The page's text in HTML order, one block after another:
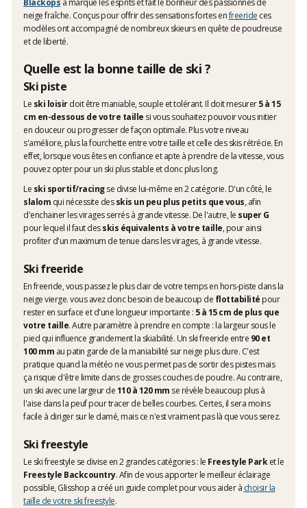
Blackops a marqué les esprits et fait le bonheur des passionnés de
neige fraîche. Conçus pour offrir des sensations fortes enfreeride ces
modèles ont accompagné de nombreux skieurs en quête de poudreuse
et de liberté.
Quelle est la bonne taille de ski ?
Ski piste
Le ski loisirdoit être maniable, souple et tolérant. Il doit mesurer5 à 15
cm en-dessous de votre taille si vous souhaitez pouvoir vous initier
en douceur ou progresser de façon optimale. Plus votre niveau
s'améliore, plus la fourchette entre votre taille et celle des skis rétrécie. En
effet, lorsque vous êtes en confiance et apte à prendre de la vitesse, vous
pouvez opter pour un ski plus stable et donc plus long.
Le ski sportif/racingse divise lui-même en 2 catégorie. D'un côté, le
slalom qui nécessite desskis un peu plus petits que vous, afin
d'enchainer les virages serrés à grande vitesse. De l'autre, le super G
pour lequel il faut desskis équivalents à votre taille, pour ainsi
profiter d'un maximum de tenue dans les virages, à grande vitesse.
Ski freeride
En freeride, vous passez le plus clair de votre temps en hors-piste dans la
neige vierge. vous avez donc besoin de beaucoup de flottabilité pour
rester en surface et d'une longueur importante : 5 à 15 cm de plus que
votre taille. Autre paramètre à prendre en compte : la largeur sous le
pied qui influence grandement la skiabilité. Un ski freeride entre 90 et
100 mm au patin garde de la maniabilité sur neige plus dure. C'est
pratique quand la météo ne vous permet pas de sortir des pistes mais
ça risque d'être limite dans de grosses couches de poudre. Au contraire,
un ski avec une largeur de110 à 120 mm se révèle beaucoup plus à
l'aise dans la peuf pour tracer de belles courbes. Certes, il sera moins
facile à diriger sur le damé, mais ce n'est vraiment pas là que vous serez.
Ski freestyle
Le ski freestyle se divise en 2 grandes catégories : le Freestyle Parket le
Freestyle Backcountry. Afin de vous apporter le meilleur éclairage
possible, Glisshop a créé un guide complet pour vous aider à choisir la
taille de votre ski freestyle.